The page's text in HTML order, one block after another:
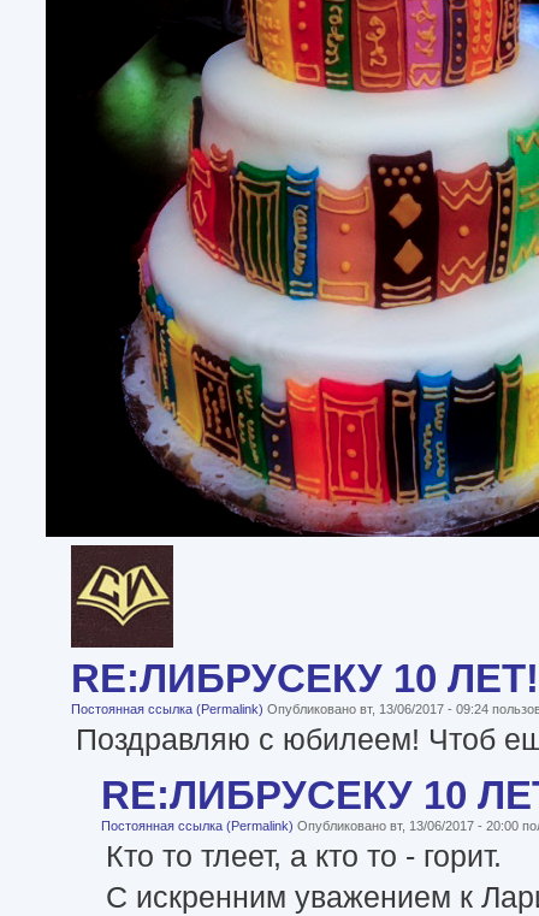
RE:ЛИБРУСЕКУ 10
Постоянная ссылка (Permalink) Опубликовано вт, 13/06/2017 - 09:24
Поздравляю с юбилеем! Чтоб
RE:ЛИБРУСЕКУ 10
Постоянная ссылка (Permalink) Опубликовано вт, 13/06/2017 - 20:00
Кто то тлеет, а кто то - горит.
С искренним уважением к